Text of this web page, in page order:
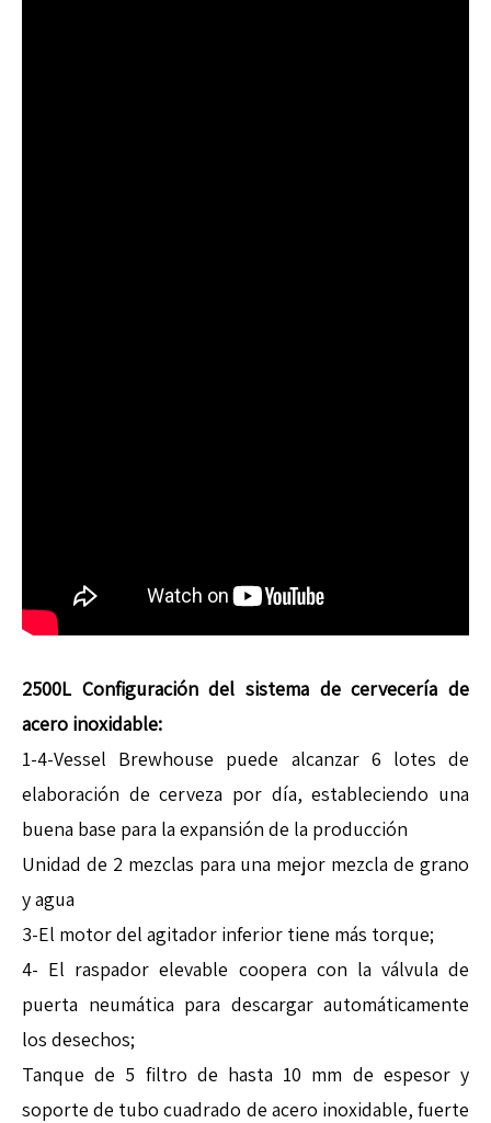
2500L Configuración del sistema de cervecería de
acero inoxidable:
1-4-Vessel Brewhouse puede alcanzar 6 lotes de
elaboración de cerveza por día, estableciendo una
buena base para la expansión de la producción
Unidad de 2 mezclas para una mejor mezcla de grano
y agua
3-El motor del agitador inferior tiene más torque;
4- El raspador elevable coopera con la válvula de
puerta neumática para descargar automáticamente
los desechos;
Tanque de 5 filtro de hasta 10 mm de espesor y
soporte de tubo cuadrado de acero inoxidable, fuerte